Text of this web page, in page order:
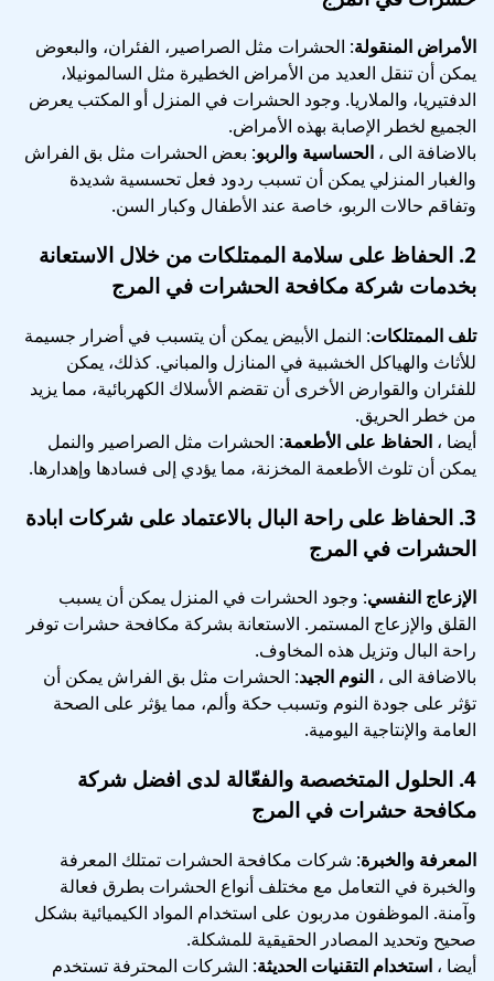
الأمراض المنقولة: الحشرات مثل الصراصير، الفئران، والبعوض
يمكن أن تنقل العديد من الأمراض الخطيرة مثل السالمونيلا،
الدفتيريا، والملاريا. وجود الحشرات في المنزل أو المكتب يعرض
الجميع لخطر الإصابة بهذه الأمراض.
بالاضافة الى ، الحساسية والربو: بعض الحشرات مثل بق الفراش
والغبار المنزلي يمكن أن تسبب ردود فعل تحسسية شديدة
وتفاقم حالات الربو، خاصة عند الأطفال وكبار السن.
2. الحفاظ على سلامة الممتلكات من خلال الاستعانة
بخدمات شركة مكافحة الحشرات في المرج
تلف الممتلكات: النمل الأبيض يمكن أن يتسبب في أضرار جسيمة
للأثاث والهياكل الخشبية في المنازل والمباني. كذلك، يمكن
للفئران والقوارض الأخرى أن تقضم الأسلاك الكهربائية، مما يزيد
من خطر الحريق.
أيضا ، الحفاظ على الأطعمة: الحشرات مثل الصراصير والنمل
يمكن أن تلوث الأطعمة المخزنة، مما يؤدي إلى فسادها وإهدارها.
3. الحفاظ على راحة البال بالاعتماد على شركات ابادة
الحشرات في المرج
الإزعاج النفسي: وجود الحشرات في المنزل يمكن أن يسبب
القلق والإزعاج المستمر. الاستعانة بشركة مكافحة حشرات توفر
راحة البال وتزيل هذه المخاوف.
بالاضافة الى ، النوم الجيد: الحشرات مثل بق الفراش يمكن أن
تؤثر على جودة النوم وتسبب حكة وألم، مما يؤثر على الصحة
العامة والإنتاجية اليومية.
4. الحلول المتخصصة والفعّالة لدى افضل شركة
مكافحة حشرات في المرج
المعرفة والخبرة: شركات مكافحة الحشرات تمتلك المعرفة
والخبرة في التعامل مع مختلف أنواع الحشرات بطرق فعالة
وآمنة. الموظفون مدربون على استخدام المواد الكيميائية بشكل
صحيح وتحديد المصادر الحقيقية للمشكلة.
أيضا ، استخدام التقنيات الحديثة: الشركات المحترفة تستخدم